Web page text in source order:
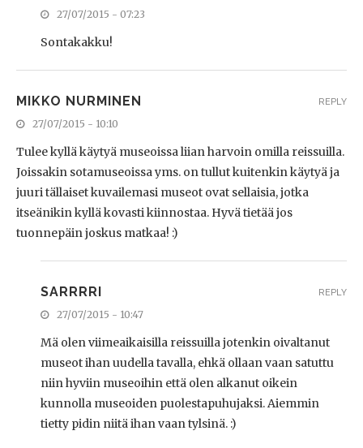
27/07/2015 - 07:23
Sontakakku!
MIKKO NURMINEN
27/07/2015 - 10:10
Tulee kyllä käytyä museoissa liian harvoin omilla reissuilla.
Joissakin sotamuseoissa yms. on tullut kuitenkin käytyä ja
juuri tällaiset kuvailemasi museot ovat sellaisia, jotka
itseänikin kyllä kovasti kiinnostaa. Hyvä tietää jos
tuonnepäin joskus matkaa! :)
REPLY
SARRRRI
27/07/2015 - 10:47
Mä olen viimeaikaisilla reissuilla jotenkin oivaltanut
museot ihan uudella tavalla, ehkä ollaan vaan satuttu
niin hyviin museoihin että olen alkanut oikein
kunnolla museoiden puolestapuhujaksi. Aiemmin
tietty pidin niitä ihan vaan tylsinä. :)
REPLY